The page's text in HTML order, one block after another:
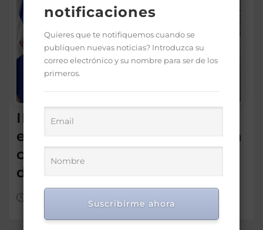
IDEICE y MINERD coordinan
estrategias para fortalecer la
calidad de la educación
dominicana
notificaciones
Quieres que te notifiquemos cuando se
publiquen nuevas noticias? Introduzca su
correo electrónico y su nombre para ser de los
primeros.
Suscribirme ahora